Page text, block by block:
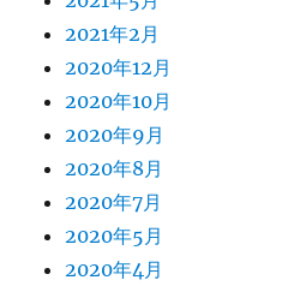
2021年2月
2020年12月
2020年10月
2020年9月
2020年8月
2020年7月
2020年5月
2020年4月